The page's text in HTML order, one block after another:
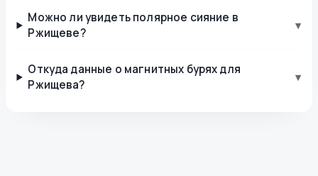
Можно ли увидеть полярное сияние в
Ржищеве?
▾
Откуда данные о магнитных бурях для
Ржищева?
▾